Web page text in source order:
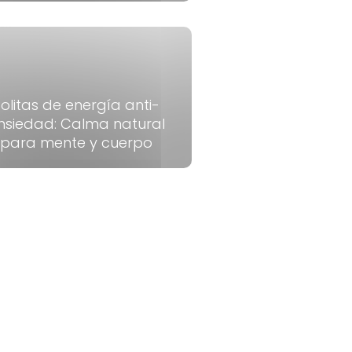
de energía anti-
Calma natural
para mente y cuerpo